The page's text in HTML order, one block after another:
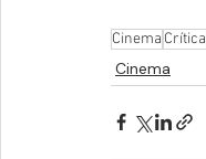
Cinema Crítica
Cinema